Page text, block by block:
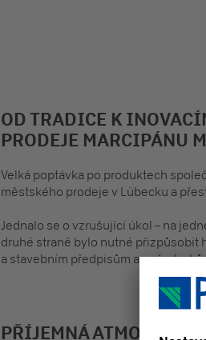
OD TRADICE K
PRODEJE MARCIPÁNU
Velká poptávka po produktech
městského prodeje v Lübecku a
Jednalo se o vzrušující úkol – na
druhé straně bylo nutné přizpůsobit
a stavebním předpisům a
PŘÍJEMNÁ ATMOSFÉRA